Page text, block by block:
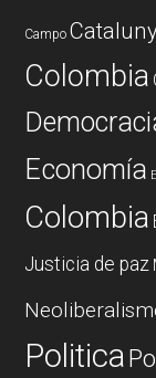
Campo
Colombia
Economía
Colombia
Justicia de paz
Politica